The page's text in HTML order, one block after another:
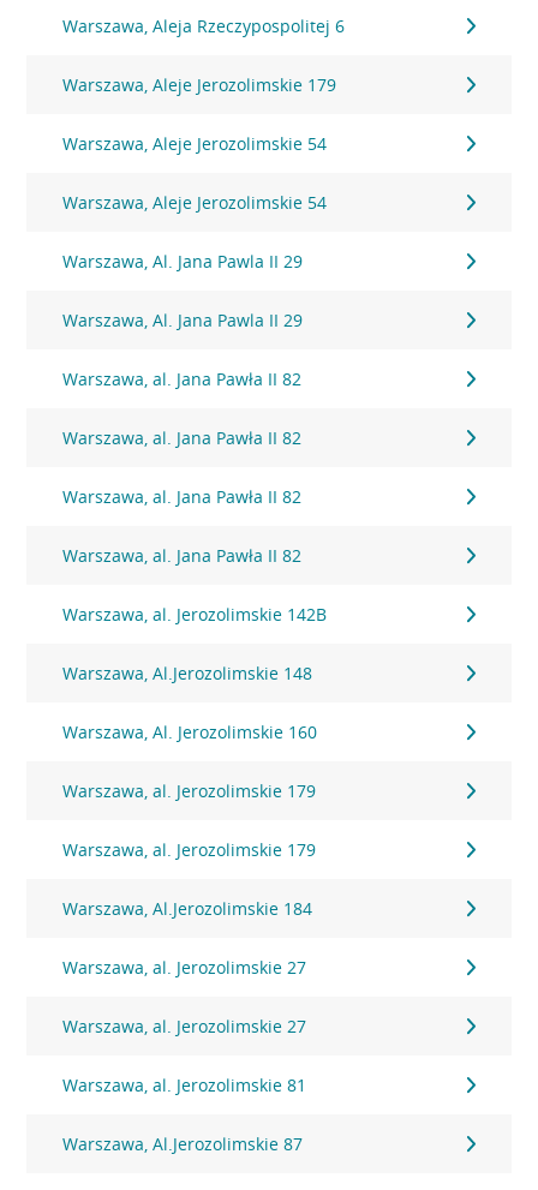
Warszawa, Aleja Rzeczypospolitej 6
Warszawa, Aleje Jerozolimskie 179
Warszawa, Aleje Jerozolimskie 54
Warszawa, Aleje Jerozolimskie 54
Warszawa, Al. Jana Pawla II 29
Warszawa, Al. Jana Pawla II 29
Warszawa, al. Jana Pawła II 82
Warszawa, al. Jana Pawła II 82
Warszawa, al. Jana Pawła II 82
Warszawa, al. Jana Pawła II 82
Warszawa, al. Jerozolimskie 142B
Warszawa, Al.Jerozolimskie 148
Warszawa, Al. Jerozolimskie 160
Warszawa, al. Jerozolimskie 179
Warszawa, al. Jerozolimskie 179
Warszawa, Al.Jerozolimskie 184
Warszawa, al. Jerozolimskie 27
Warszawa, al. Jerozolimskie 27
Warszawa, al. Jerozolimskie 81
Warszawa, Al.Jerozolimskie 87